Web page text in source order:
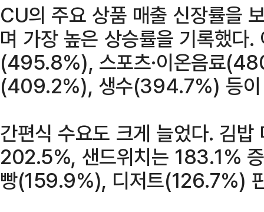
CU의 주요 상품 매출 신장률을
며 가장 높은 상승률을 기록했다.
(495.8%), 스포츠·이온음료
(409.2%), 생수(394.7%) 등이
간편식 수요도 크게 늘었다. 김
202.5%, 샌드위치는 183.1%
빵(159.9%), 디저트(126.7%)